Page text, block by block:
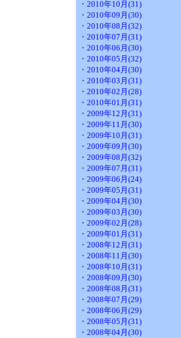
・2010年10月(31)
・2010年09月(30)
・2010年08月(32)
・2010年07月(31)
・2010年06月(30)
・2010年05月(32)
・2010年04月(30)
・2010年03月(31)
・2010年02月(28)
・2010年01月(31)
・2009年12月(31)
・2009年11月(30)
・2009年10月(31)
・2009年09月(30)
・2009年08月(32)
・2009年07月(31)
・2009年06月(24)
・2009年05月(31)
・2009年04月(30)
・2009年03月(30)
・2009年02月(28)
・2009年01月(31)
・2008年12月(31)
・2008年11月(30)
・2008年10月(31)
・2008年09月(30)
・2008年08月(31)
・2008年07月(29)
・2008年06月(29)
・2008年05月(31)
・2008年04月(30)